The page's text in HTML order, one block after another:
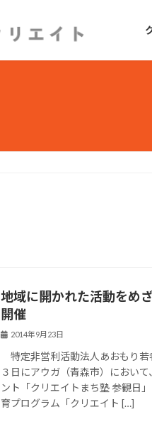
地域に開かれた活動をめ
開催
2014年9月23日
特定非営利活動法人あおもり若
３日にアウガ（青森市）におい
ント「クリエイトまち塾 参観日
育プログラム「クリエイト […]